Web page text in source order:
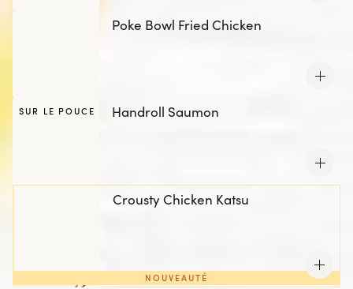
Poke Bowl Fried Chicken
SUR LE POUCE Handroll Saumon
NOUVEAUTÉ
Crousty Chicken Katsu